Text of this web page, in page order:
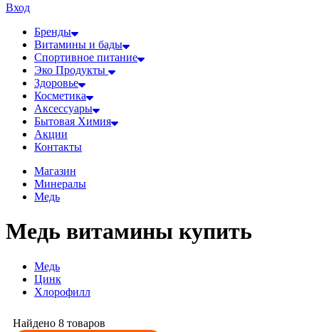
Вход
Бренды
Витамины и бады
Спортивное питание
Эко Продукты
Здоровье
Косметика
Аксессуары
Бытовая Химия
Акции
Контакты
Магазин
Минералы
Медь
Медь витамины купить
Медь
Цинк
Хлорофилл
Найдено 8 товаров